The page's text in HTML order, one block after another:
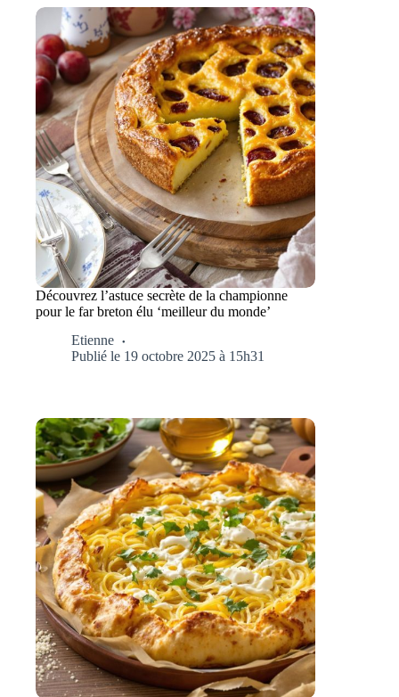
Découvrez l’astuce secrète de la championne
pour le far breton élu ‘meilleur du monde’
Etienne
Publié le 19 octobre 2025 à 15h31